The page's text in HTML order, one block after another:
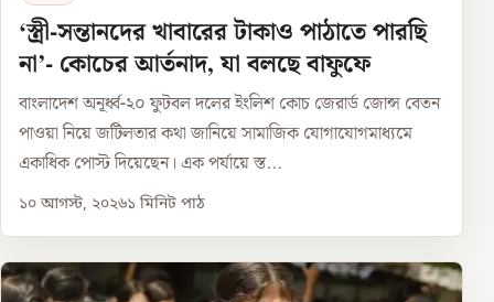
‘স্ত্রী-সন্তানদের খাবারের টাকাও পাঠাতে পারছি
না’- কোচের আর্তনাদ, যা বলছে বাফুফে
বাংলাদেশ অনূর্ধ্ব-২০ ফুটবল দলের ইংলিশ কোচ জেরার্ড জোন্স বেতন
পাওয়া নিয়ে জটিলতার কথা জানিয়ে সামাজিক যোগাযোগমাধ্যমে
একাধিক পোস্ট দিয়েছেন। এক পর্যায়ে স্ত...
১০ আগস্ট, ২০২৬১ মিনিট পাঠ